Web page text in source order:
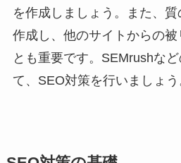
を作成しましょう。また、
作成し、他のサイトからの被
とも重要です。SEMrushな
て、SEO対策を行いましょう